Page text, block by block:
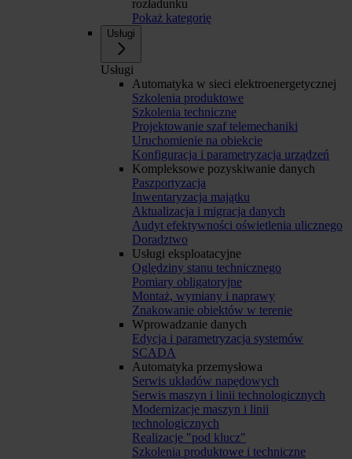
rozładunku
Pokaż kategorię
Usługi
Usługi
Automatyka w sieci elektroenergetycznej
Szkolenia produktowe
Szkolenia techniczne
Projektowanie szaf telemechaniki
Uruchomienie na obiekcie
Konfiguracja i parametryzacja urządzeń
Kompleksowe pozyskiwanie danych
Paszportyzacja
Inwentaryzacja majątku
Aktualizacja i migracja danych
Audyt efektywności oświetlenia ulicznego
Doradztwo
Usługi eksploatacyjne
Oględziny stanu technicznego
Pomiary obligatoryjne
Montaż, wymiany i naprawy
Znakowanie obiektów w terenie
Wprowadzanie danych
Edycja i parametryzacja systemów
SCADA
Automatyka przemysłowa
Serwis układów napędowych
Serwis maszyn i linii technologicznych
Modernizacje maszyn i linii
technologicznych
Realizacje "pod klucz"
Szkolenia produktowe i techniczne